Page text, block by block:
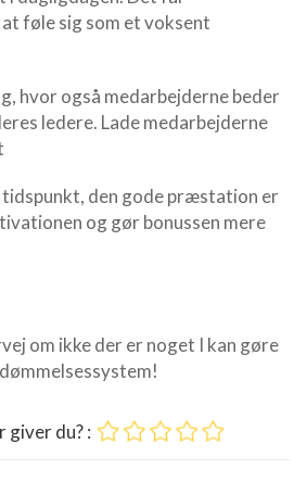
føle sig som et voksent
hvor også medarbejderne beder
ledere. Lade medarbejderne
tidspunkt, den gode præstation er
og gør bonussen mere
om ikke der er noget I kan gøre
giver du? :